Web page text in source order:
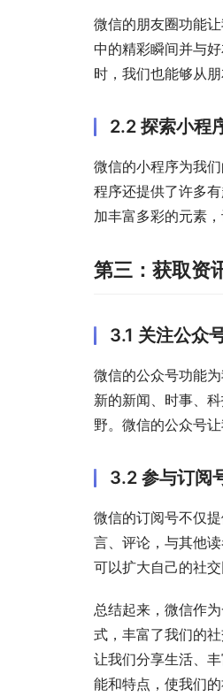
微信的朋友圈功能
中的精彩瞬间并与
时，我们也能够从
2.2 探索小程
微信的小程序为我
程序还提供了许多
加丰富多彩的元素
第三：获取资
3.1 关注公众
微信的公众号功能
新的新闻、时事、
野。微信的公众号
3.2 参与订阅
微信的订阅号不仅
言、评论，与其他
可以扩大自己的社
总结起来，微信作
式，丰富了我们的
让我们分享生活、
能和特点，使我们